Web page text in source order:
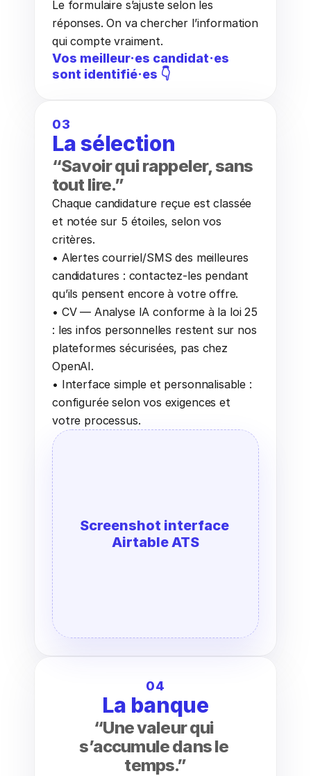
Le formulaire s’ajuste selon les
réponses. On va chercher l’information
qui compte vraiment.
Vos meilleur·es candidat·es
sont identifié·es 👇
03
La sélection
“Savoir qui rappeler, sans
tout lire.”
Chaque candidature reçue est classée
et notée sur 5 étoiles, selon vos
critères.
• Alertes courriel/SMS des meilleures
candidatures : contactez-les pendant
qu’ils pensent encore à votre offre.
• CV — Analyse IA conforme à la loi 25
: les infos personnelles restent sur nos
plateformes sécurisées, pas chez
OpenAI.
• Interface simple et personnalisable :
configurée selon vos exigences et
votre processus.
Screenshot interface
Airtable ATS
04
La banque
“Une valeur qui
s’accumule dans le
temps.”